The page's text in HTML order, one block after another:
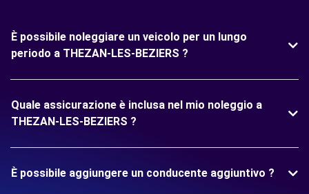
È possibile noleggiare un veicolo per un lungo
periodo a THEZAN-LES-BEZIERS ?
Quale assicurazione è inclusa nel mio noleggio a
THEZAN-LES-BEZIERS ?
È possibile aggiungere un conducente aggiuntivo ?